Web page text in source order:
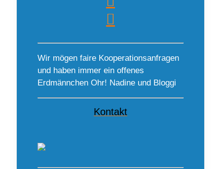
Wir mögen faire Kooperationsanfragen
und haben immer ein offenes
Erdmännchen Ohr! Nadine und Bloggi
Kontakt